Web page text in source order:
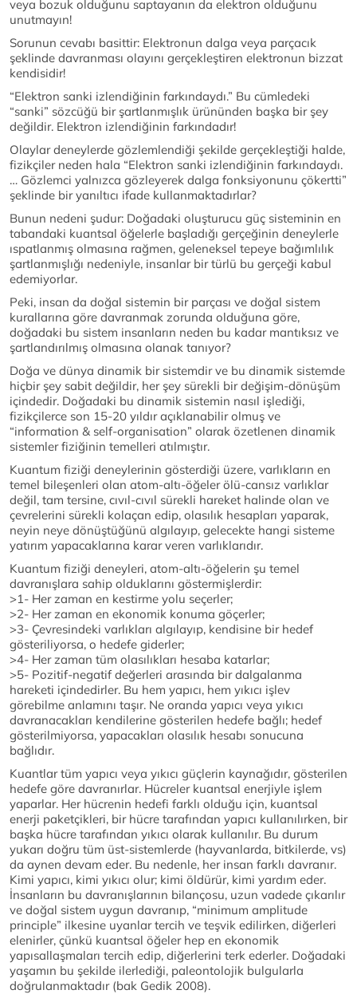
veya bozuk olduğunu saptayanın da elektron olduğunu
unutmayın!
Sorunun cevabı basittir: Elektronun dalga veya parçacık
şeklinde davranması olayını gerçekleştiren elektronun bizzat
kendisidir!
“Elektron sanki izlendiğinin farkındaydı.” Bu cümledeki
“sanki” sözcüğü bir şartlanmışlık ürününden başka bir şey
değildir. Elektron izlendiğinin farkındadır!
Olaylar deneylerde gözlemlendiği şekilde gerçekleştiği halde,
fizikçiler neden hala “Elektron sanki izlendiğinin farkındaydı.
… Gözlemci yalnızca gözleyerek dalga fonksiyonunu çökertti”
şeklinde bir yanıltıcı ifade kullanmaktadırlar?
Bunun nedeni şudur: Doğadaki oluşturucu güç sisteminin en
tabandaki kuantsal öğelerle başladığı gerçeğinin deneylerle
ıspatlanmış olmasına rağmen, geleneksel tepeye bağımlılık
şartlanmışlığı nedeniyle, insanlar bir türlü bu gerçeği kabul
edemiyorlar.
Peki, insan da doğal sistemin bir parçası ve doğal sistem
kurallarına göre davranmak zorunda olduğuna göre,
doğadaki bu sistem insanların neden bu kadar mantıksız ve
şartlandırılmış olmasına olanak tanıyor?
Doğa ve dünya dinamik bir sistemdir ve bu dinamik sistemde
hiçbir şey sabit değildir, her şey sürekli bir değişim-dönüşüm
içindedir. Doğadaki bu dinamik sistemin nasıl işlediği,
fizikçilerce son 15-20 yıldır açıklanabilir olmuş ve
“information & self-organisation” olarak özetlenen dinamik
sistemler fiziğinin temelleri atılmıştır.
Kuantum fiziği deneylerinin gösterdiği üzere, varlıkların en
temel bileşenleri olan atom-altı-öğeler ölü-cansız varlıklar
değil, tam tersine, cıvıl-cıvıl sürekli hareket halinde olan ve
çevrelerini sürekli kolaçan edip, olasılık hesapları yaparak,
neyin neye dönüştüğünü algılayıp, gelecekte hangi sisteme
yatırım yapacaklarına karar veren varlıklarıdır.
Kuantum fiziği deneyleri, atom-altı-öğelerin şu temel
davranışlara sahip olduklarını göstermişlerdir:
>1- Her zaman en kestirme yolu seçerler;
>2- Her zaman en ekonomik konuma göçerler;
>3- Çevresindeki varlıkları algılayıp, kendisine bir hedef
gösteriliyorsa, o hedefe giderler;
>4- Her zaman tüm olasılıkları hesaba katarlar;
>5- Pozitif-negatif değerleri arasında bir dalgalanma
hareketi içindedirler. Bu hem yapıcı, hem yıkıcı işlev
görebilme anlamını taşır. Ne oranda yapıcı veya yıkıcı
davranacakları kendilerine gösterilen hedefe bağlı; hedef
gösterilmiyorsa, yapacakları olasılık hesabı sonucuna
bağlıdır.
Kuantlar tüm yapıcı veya yıkıcı güçlerin kaynağıdır, gösterilen
hedefe göre davranırlar. Hücreler kuantsal enerjiyle işlem
yaparlar. Her hücrenin hedefi farklı olduğu için, kuantsal
enerji paketçikleri, bir hücre tarafından yapıcı kullanılırken, bir
başka hücre tarafından yıkıcı olarak kullanılır. Bu durum
yukarı doğru tüm üst-sistemlerde (hayvanlarda, bitkilerde, vs)
da aynen devam eder. Bu nedenle, her insan farklı davranır.
Kimi yapıcı, kimi yıkıcı olur; kimi öldürür, kimi yardım eder.
İnsanların bu davranışlarının bilançosu, uzun vadede çıkarılır
ve doğal sistem uygun davranıp, “minimum amplitude
principle” ilkesine uyanlar tercih ve teşvik edilirken, diğerleri
elenirler, çünkü kuantsal öğeler hep en ekonomik
yapısallaşmaları tercih edip, diğerlerini terk ederler. Doğadaki
yaşamın bu şekilde ilerlediği, paleontolojik bulgularla
doğrulanmaktadır (bak Gedik 2008).